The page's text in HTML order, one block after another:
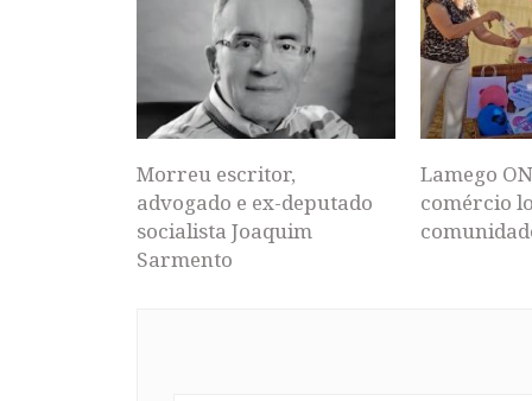
Morreu escritor,
advogado e ex-deputado
socialista Joaquim
Sarmento
Lamego
comércio